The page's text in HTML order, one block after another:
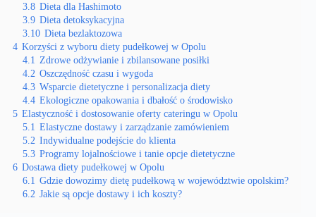
3.8 Dieta dla Hashimoto
3.9 Dieta detoksykacyjna
3.10 Dieta bezlaktozowa
4 Korzyści z wyboru diety pudełkowej w Opolu
4.1 Zdrowe odżywianie i zbilansowane posiłki
4.2 Oszczędność czasu i wygoda
4.3 Wsparcie dietetyczne i personalizacja diety
4.4 Ekologiczne opakowania i dbałość o środowisko
5 Elastyczność i dostosowanie oferty cateringu w Opolu
5.1 Elastyczne dostawy i zarządzanie zamówieniem
5.2 Indywidualne podejście do klienta
5.3 Programy lojalnościowe i tanie opcje dietetyczne
6 Dostawa diety pudełkowej w Opolu
6.1 Gdzie dowozimy dietę pudełkową w województwie opolskim?
6.2 Jakie są opcje dostawy i ich koszty?